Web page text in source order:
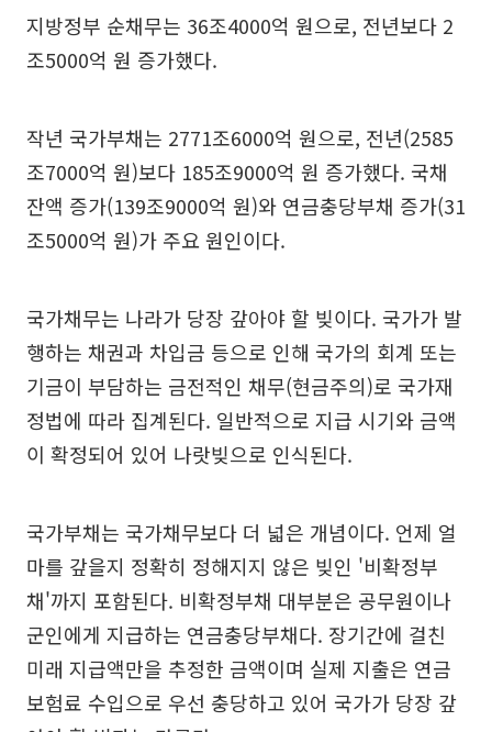
지방정부 순채무는 36조4000억 원으로, 전년보다 2
조5000억 원 증가했다.
작년 국가부채는 2771조6000억 원으로, 전년(2585
조7000억 원)보다 185조9000억 원 증가했다. 국채
잔액 증가(139조9000억 원)와 연금충당부채 증가(31
조5000억 원)가 주요 원인이다.
국가채무는 나라가 당장 갚아야 할 빚이다. 국가가 발
행하는 채권과 차입금 등으로 인해 국가의 회계 또는
기금이 부담하는 금전적인 채무(현금주의)로 국가재
정법에 따라 집계된다. 일반적으로 지급 시기와 금액
이 확정되어 있어 나랏빚으로 인식된다.
국가부채는 국가채무보다 더 넓은 개념이다. 언제 얼
마를 갚을지 정확히 정해지지 않은 빚인 '비확정부
채'까지 포함된다. 비확정부채 대부분은 공무원이나
군인에게 지급하는 연금충당부채다. 장기간에 걸친
미래 지급액만을 추정한 금액이며 실제 지출은 연금
보험료 수입으로 우선 충당하고 있어 국가가 당장 갚